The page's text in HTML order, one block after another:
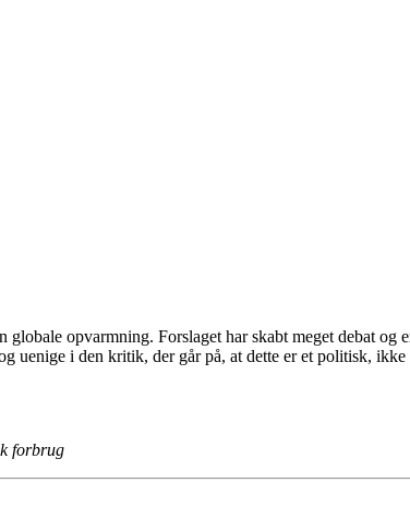
opvarmning. Forslaget har skabt meget debat og
uenige i den kritik, der går på, at dette er et politisk, ikke
forbrug